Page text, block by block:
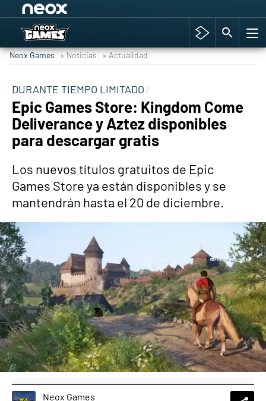
Hyrule Warriors: La Era del Cataclismo
Cyberpunk 2077
Hyrule Warriors
Asia peculiar tradición
Neox Games » Noticias » Actualidad
DURANTE TIEMPO LIMITADO
Epic Games Store: Kingdom Come
Deliverance y Aztez disponibles
para descargar gratis
Los nuevos títulos gratuitos de Epic
Games Store ya están disponibles y se
mantendrán hasta el 20 de diciembre.
Neox Games